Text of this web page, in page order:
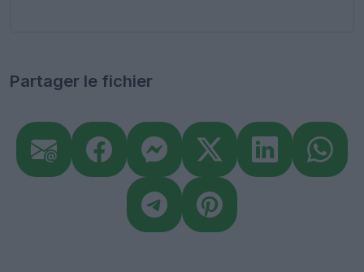
Partager le fichier